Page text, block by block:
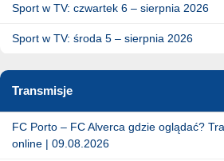
Sport w TV: czwartek 6 – sierpnia 2026
Sport w TV: środa 5 – sierpnia 2026
Transmisje
FC Porto – FC Alverca gdzie oglądać?
online | 09.08.2026